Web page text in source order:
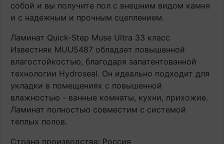
собой и вы получите пол с внешним видом камня
и с надежным и прочным сцеплением.
Ламинат Quick-Step Muse Ultra 33 класс
Известняк MUU5487 обладает повышенной
влагостойкостью, благодаря запатентованной
технологии Hydroseal. Он идеально подходит для
укладки в помещениях с повышенной
влажностью - ванные комнаты, кухни, прихожие.
Ламинат полностью совместим с системой
теплых полов.
Страна производства: Россия